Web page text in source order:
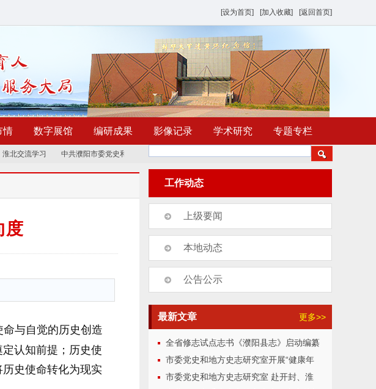
[设为首页] [加入收藏] [返回首页]
情 数字展馆 编研成果 影像记录 学术研究 专题专栏
交流学习 中共濮阳市委党史和地方史志研究室赴新乡交流学习聚力 《濮阳年鉴（2026）》组稿培训会议
度
与自觉的历史创造
认知前提；历史使
史使命转化为现实
工作动态
上级要闻
本地动态
公告公示
最新文章 更多>>
全省修志试点志书《濮阳县志》启动编纂
市委党史和地方史志研究室开展“健康年
市委党史和地方史志研究室 赴开封、淮